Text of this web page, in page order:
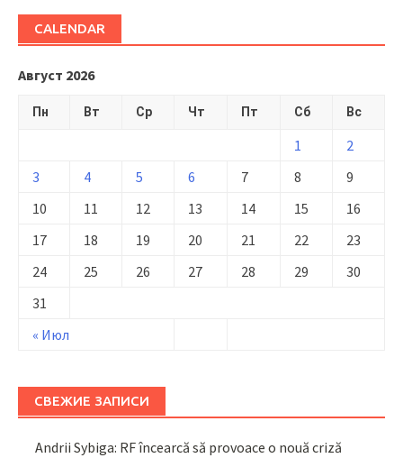
CALENDAR
Август 2026
Пн Вт Ср Чт Пт Сб Вс
« Июл
1
2
3
4 5 6 7 8
9
10
11 12 13 14 15
16
17
18 19 20 21 22
23
24
25 26 27 28 29
30
31
СВЕЖИЕ ЗАПИСИ
Andrii Sybiga: RF încearcă să provoace o nouă criză